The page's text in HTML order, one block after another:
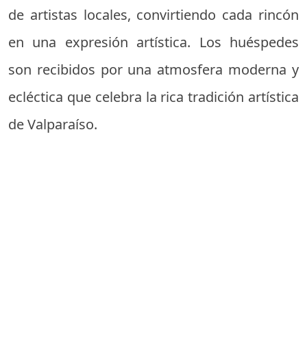
de artistas locales, convirtiendo cada rincón
en una expresión artística. Los huéspedes
son recibidos por una atmosfera moderna y
ecléctica que celebra la rica tradición artística
de Valparaíso.